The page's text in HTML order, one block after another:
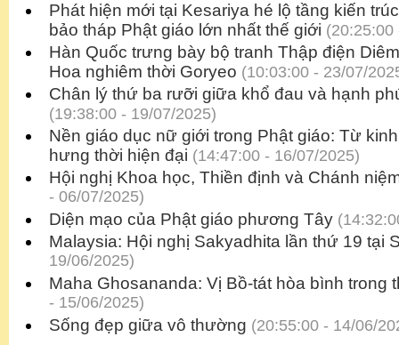
Phát hiện mới tại Kesariya hé lộ tầng kiến
bảo tháp Phật giáo lớn nhất thế giới (20:25:00
Hàn Quốc trưng bày bộ tranh Thập điện
Hoa nghiêm thời Goryeo (10:03:00 - 23/07/
Chân lý thứ ba rưỡi giữa khổ đau và hạnh
(19:38:00 - 19/07/2025)
Nền giáo dục nữ giới trong Phật giáo: Từ
hưng thời hiện đại (14:47:00 - 16/07/2025)
Hội nghị Khoa học, Thiền định và Chánh
- 06/07/2025)
Diện mạo của Phật giáo phương Tây
Malaysia: Hội nghị Sakyadhita lần thứ 19 tại
19/06/2025)
Maha Ghosananda: Vị Bồ-tát hòa bình trong
- 15/06/2025)
Sống đẹp giữa vô thường (20:55:00 - 14/06/